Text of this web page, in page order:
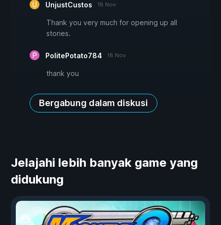
UnjustCustos 18 Nov
Thank you very much for opening up all
stories.
PolitePotato784 18 Nov
thank you
Bergabung dalam diskusi
Jelajahi lebih banyak game yang
didukung